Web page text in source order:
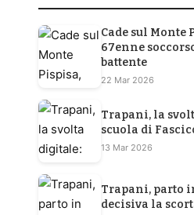
Cade sul Monte
67enne
battente
22 Mar 2026
Trapani, la
scuola di
13 Mar 2026
Trapani, parto
decisiva la